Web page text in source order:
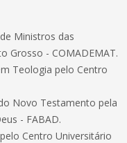
Ministros das
Grosso - COMADEMAT.
Teologia pelo Centro
Novo Testamento pela
- FABAD.
Centro Universitário